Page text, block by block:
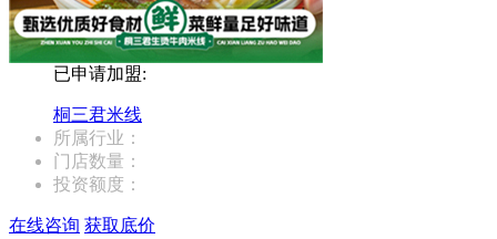
已申请加盟:
桐三君米线
所属行业：
门店数量：
投资额度：
在线咨询 获取底价